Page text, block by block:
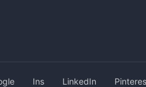
Ins LinkedIn